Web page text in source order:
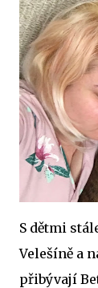
S dětmi
Velešíně a
přibývají